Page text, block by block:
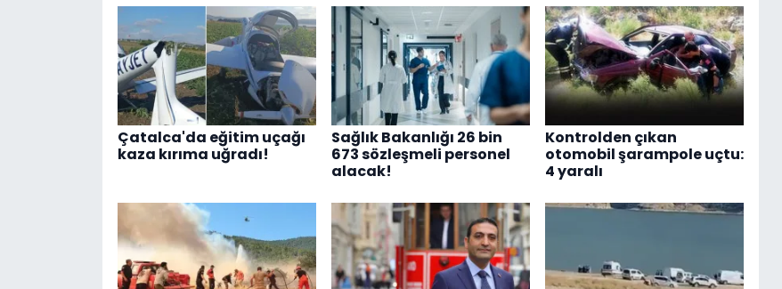
Çatalca'da eğitim uçağı
kaza kırıma uğradı!
Sağlık Bakanlığı 26 bin
673 sözleşmeli personel
alacak!
Kontrolden çıkan
otomobil şarampole uçtu:
4 yaralı